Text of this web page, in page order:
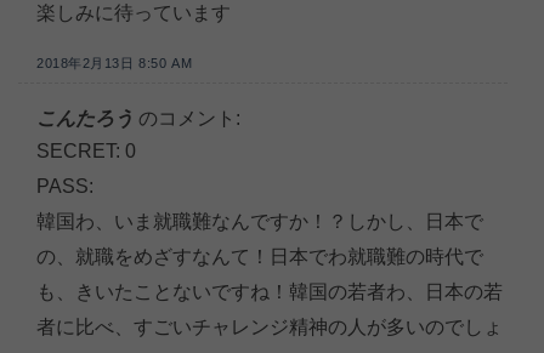
楽しみに待っています
2018年2月13日 8:50 AM
こんたろう のコメント:
SECRET: 0
PASS:
韓国わ、いま就職難なんですか！？しかし、日本で
の、就職をめざすなんて！日本でわ就職難の時代で
も、きいたことないですね！韓国の若者わ、日本の若
者に比べ、すごいチャレンジ精神の人が多いのでしょ